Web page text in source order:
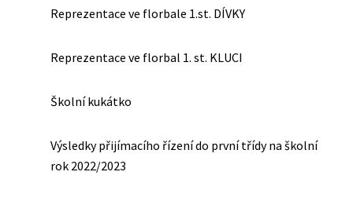
Reprezentace ve florbale 1.st. DÍVKY
Reprezentace ve florbal 1. st. KLUCI
Školní kukátko
Výsledky přijímacího řízení do první třídy na školní
rok 2022/2023